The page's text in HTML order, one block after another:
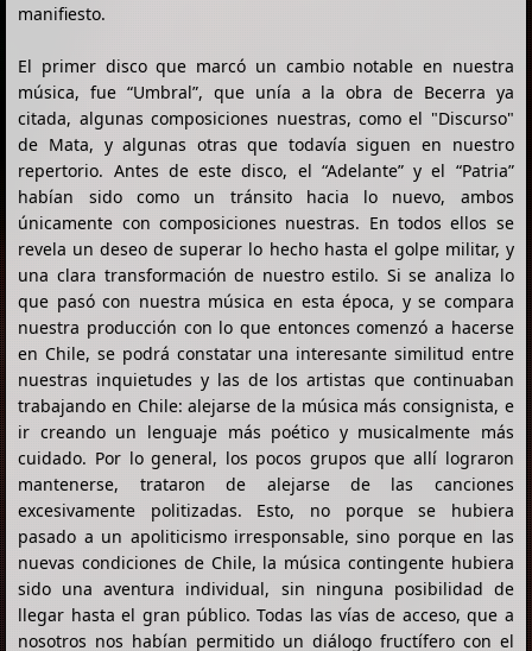
manifiesto.
El primer disco que marcó un cambio notable en nuestra
música, fue “Umbral”, que unía a la obra de Becerra ya
citada, algunas composiciones nuestras, como el "Discurso"
de Mata, y algunas otras que todavía siguen en nuestro
repertorio. Antes de este disco, el “Adelante” y el “Patria”
habían sido como un tránsito hacia lo nuevo, ambos
únicamente con composiciones nuestras. En todos ellos se
revela un deseo de superar lo hecho hasta el golpe militar, y
una clara transformación de nuestro estilo. Si se analiza lo
que pasó con nuestra música en esta época, y se compara
nuestra producción con lo que entonces comenzó a hacerse
en Chile, se podrá constatar una interesante similitud entre
nuestras inquietudes y las de los artistas que continuaban
trabajando en Chile: alejarse de la música más consignista, e
ir creando un lenguaje más poético y musicalmente más
cuidado. Por lo general, los pocos grupos que allí lograron
mantenerse, trataron de alejarse de las canciones
excesivamente politizadas. Esto, no porque se hubiera
pasado a un apoliticismo irresponsable, sino porque en las
nuevas condiciones de Chile, la música contingente hubiera
sido una aventura individual, sin ninguna posibilidad de
llegar hasta el gran público. Todas las vías de acceso, que a
nosotros nos habían permitido un diálogo fructífero con el